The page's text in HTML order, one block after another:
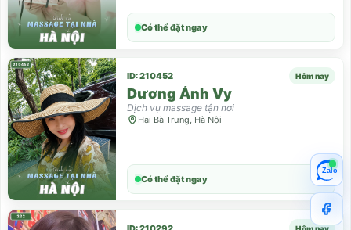
Có thể đặt ngay
ID: 210452 Hôm nay
Dương Ánh Vy
Dịch vụ massage tận nơi
Hai Bà Trưng, Hà Nội
Có thể đặt ngay
Hôm nay
Zalo